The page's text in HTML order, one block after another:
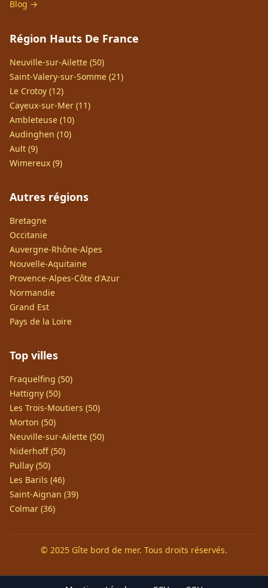
Blog →
Région Hauts De France
Neuville-sur-Ailette (50)
Saint-Valery-sur-Somme (21)
Le Crotoy (12)
Cayeux-sur-Mer (11)
Ambleteuse (10)
Audinghen (10)
Ault (9)
Wimereux (9)
Autres régions
Bretagne
Occitanie
Auvergne-Rhône-Alpes
Nouvelle-Aquitaine
Provence-Alpes-Côte d'Azur
Normandie
Grand Est
Pays de la Loire
Top villes
Fraquelfing (50)
Hattigny (50)
Les Trois-Moutiers (50)
Morton (50)
Neuville-sur-Ailette (50)
Niderhoff (50)
Pullay (50)
Les Barils (46)
Saint-Aignan (39)
Colmar (36)
© 2025 Gîte bord de mer. Tous droits réservés.